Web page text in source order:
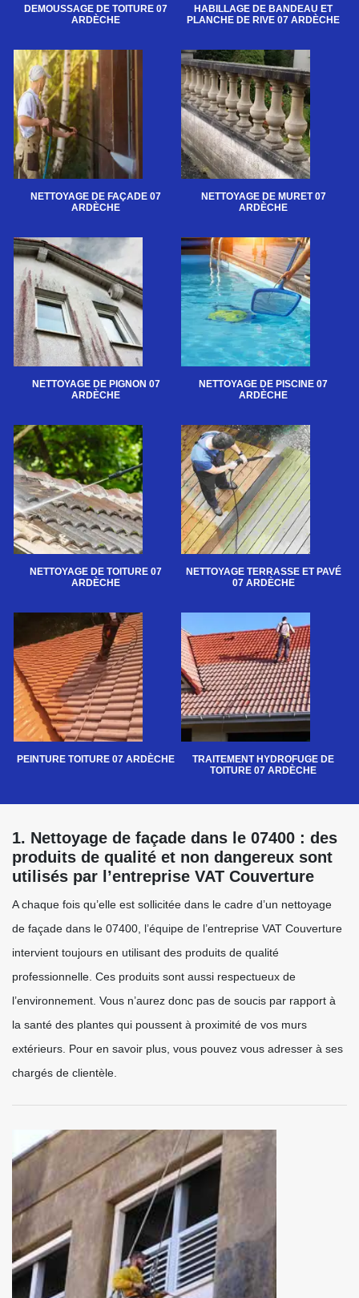
DEMOUSSAGE DE TOITURE 07
ARDÈCHE
HABILLAGE DE BANDEAU ET
PLANCHE DE RIVE 07 ARDÈCHE
NETTOYAGE DE FAÇADE 07
ARDÈCHE
NETTOYAGE DE MURET 07
ARDÈCHE
NETTOYAGE DE PIGNON 07
ARDÈCHE
NETTOYAGE DE PISCINE 07
ARDÈCHE
NETTOYAGE DE TOITURE 07
ARDÈCHE
NETTOYAGE TERRASSE ET PAVÉ
07 ARDÈCHE
PEINTURE TOITURE 07 ARDÈCHE
TRAITEMENT HYDROFUGE DE
TOITURE 07 ARDÈCHE
1. Nettoyage de façade dans le 07400 : des
produits de qualité et non dangereux sont
utilisés par l’entreprise VAT Couverture
A chaque fois qu’elle est sollicitée dans le cadre d’un nettoyage
de façade dans le 07400, l’équipe de l’entreprise VAT Couverture
intervient toujours en utilisant des produits de qualité
professionnelle. Ces produits sont aussi respectueux de
l’environnement. Vous n’aurez donc pas de soucis par rapport à
la santé des plantes qui poussent à proximité de vos murs
extérieurs. Pour en savoir plus, vous pouvez vous adresser à ses
chargés de clientèle.